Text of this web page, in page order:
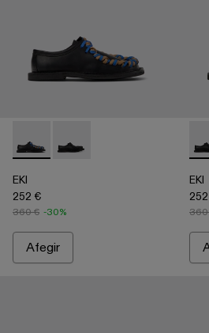
EKI - A500049-004 - Black
EKI - A500049-001 - Black
EKI
252 €
360 € -30%
Afegir
EKI
360